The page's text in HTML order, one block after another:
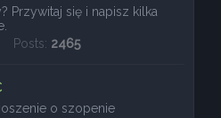
Przywitaj się i napisz kilka
Posts: 2465
o szopenie